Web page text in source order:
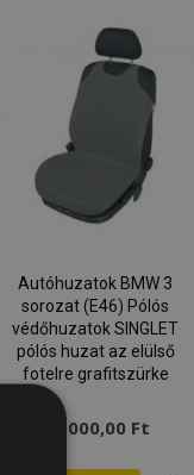
Autóhuzatok BMW 3
sorozat (E46) Pólós
védőhuzatok SINGLET
pólós huzat az elülső
fotelre grafitszürke
5 000,00 Ft